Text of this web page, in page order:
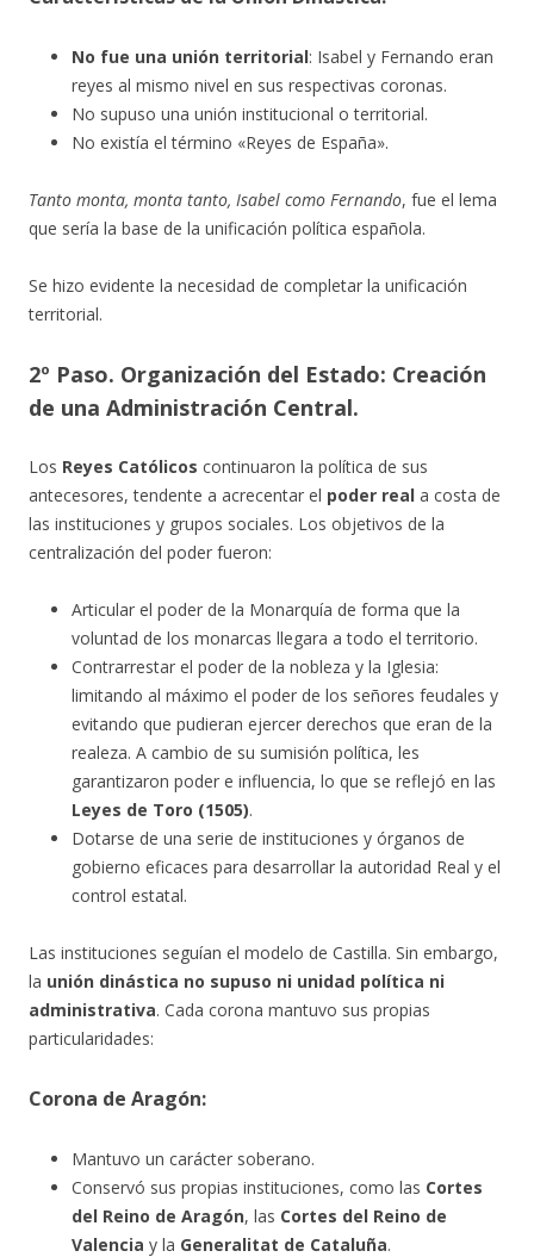
No fue una unión territorial: Isabel y Fernando eran
reyes al mismo nivel en sus respectivas coronas.
No supuso una unión institucional o territorial.
No existía el término «Reyes de España».
Tanto monta, monta tanto, Isabel como Fernando, fue el lema
que sería la base de la unificación política española.
Se hizo evidente la necesidad de completar la unificación
territorial.
2º Paso. Organización del Estado: Creación
de una Administración Central.
Los Reyes Católicos continuaron la política de sus
antecesores, tendente a acrecentar el poder real a costa de
las instituciones y grupos sociales. Los objetivos de la
centralización del poder fueron:
Articular el poder de la Monarquía de forma que la
voluntad de los monarcas llegara a todo el territorio.
Contrarrestar el poder de la nobleza y la Iglesia:
limitando al máximo el poder de los señores feudales y
evitando que pudieran ejercer derechos que eran de la
realeza. A cambio de su sumisión política, les
garantizaron poder e influencia, lo que se reflejó en las
Leyes de Toro (1505).
Dotarse de una serie de instituciones y órganos de
gobierno eficaces para desarrollar la autoridad Real y el
control estatal.
Las instituciones seguían el modelo de Castilla. Sin embargo,
la unión dinástica no supuso ni unidad política ni
administrativa. Cada corona mantuvo sus propias
particularidades:
Corona de Aragón:
Mantuvo un carácter soberano.
Conservó sus propias instituciones, como las Cortes
del Reino de Aragón, las Cortes del Reino de
Valencia y la Generalitat de Cataluña.